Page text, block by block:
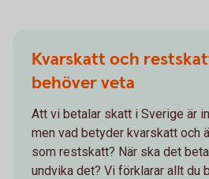
Kvarskatt och
behöver veta
Att vi betalar skatt i Sverige är
men vad betyder kvarskatt och
som restskatt? När ska det
undvika det? Vi förklarar allt du